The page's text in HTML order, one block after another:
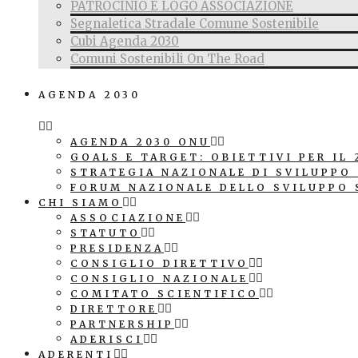
PATROCINIO E LOGO ASSOCIAZIONE
Segnaletica Stradale Comune Sostenibile
Cubi Agenda 2030
Comuni Sostenibili On The Road
AGENDA 2030
AGENDA 2030 ONU
GOALS E TARGET: OBIETTIVI PER IL
STRATEGIA NAZIONALE DI SVILUPPO
FORUM NAZIONALE DELLO SVILUPPO
CHI SIAMO
ASSOCIAZIONE
STATUTO
PRESIDENZA
CONSIGLIO DIRETTIVO
CONSIGLIO NAZIONALE
COMITATO SCIENTIFICO
DIRETTORE
PARTNERSHIP
ADERISCI
ADERENTI